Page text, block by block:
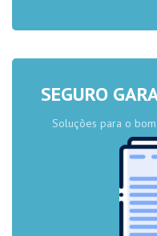
SEGURO
Soluções para o